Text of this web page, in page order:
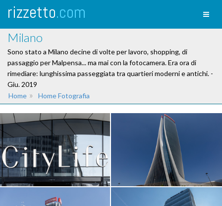
rizzetto.com
Milano
Sono stato a Milano decine di volte per lavoro, shopping, di
passaggio per Malpensa... ma mai con la fotocamera. Era ora di
rimediare: lunghissima passeggiata tra quartieri moderni e antichi. -
Giu. 2019
Home » Home Fotografia